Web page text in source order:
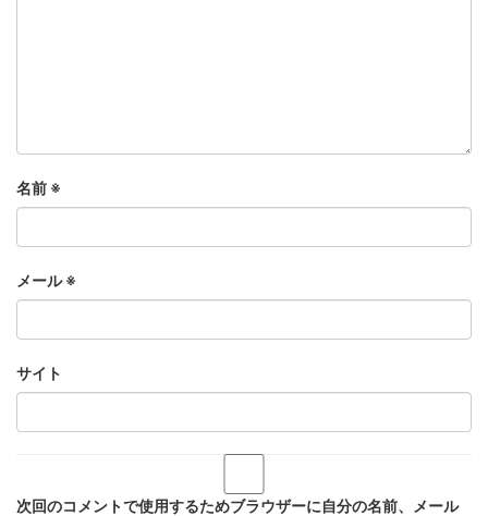
名前 ※
メール※
サイト
次回のコメントで使用するためブラウザーに自分の名前、メール